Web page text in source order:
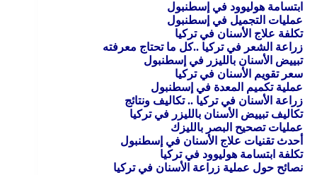
ابتسامة هوليوود في إسطنبول
عمليات التجميل في إسطنبول
تكلفة علاج الأسنان في تركيا
زراعة الشعر في تركيا ..كل ما تحتاج معرفته
تبييض الأسنان بالليزر في إسطنبول
سعر تقويم الأسنان في تركيا
عملية تكميم المعدة في إسطنبول
زراعة الأسنان في تركيا .. تكاليف ونتائج
تكاليف تبييض الأسنان بالليزر في تركيا
عمليات تصحيح البصر بالليزك
أحدث تقنيات علاج الأسنان في إسطنبول
تكلفة ابتسامة هوليوود في تركيا
نصائح حول عملية زراعة الأسنان في تركيا